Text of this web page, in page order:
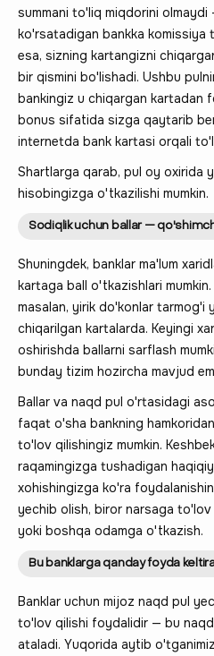
summani to'liq miqdorini
ko'rsatadigan bankka komissiya
esa, sizning kartangizni
bir qismini bo'lishadi. Ushbu
bankingiz u chiqargan kartadan
bonus sifatida sizga qaytarib
internetda bank kartasi orqali
Shartlarga qarab, pul oy oxirida
hisobingizga o'tkazilishi mumkin.
Sodiqlik uchun ballar —
Shuningdek, banklar ma'lum
kartaga ball o'tkazishlari
masalan, yirik do'konlar tarmog'i
chiqarilgan kartalarda. Keyingi
oshirishda ballarni sarflash
bunday tizim hozircha mavjud
Ballar va naqd pul o'rtasidagi
faqat o'sha bankning
to'lov qilishingiz mumkin.
raqamingizga tushadigan
xohishingizga ko'ra
yechib olish, biror narsaga
yoki boshqa odamga o'tkazish.
Bu banklarga qanday foyda
Banklar uchun mijoz naqd pul
to'lov qilishi foydalidir — bu
ataladi. Yuqorida aytib